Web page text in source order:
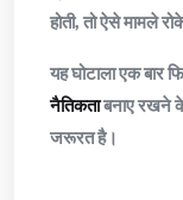
होती, तो ऐसे मामले
यह घोटाला एक बार
नैतिकताबनाए रखने
जरूरत है।